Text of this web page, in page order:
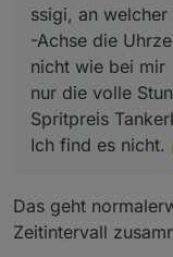
ssigi, an
-Achse die
nicht wie bei mir
nur die volle
Spritpreis
Ich find es nicht.
Das geht
Zeitintervall